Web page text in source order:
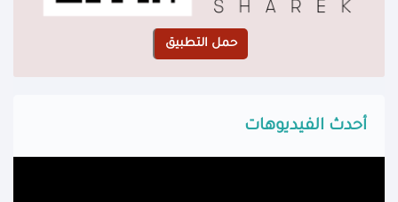
أحدث الفيديوهات